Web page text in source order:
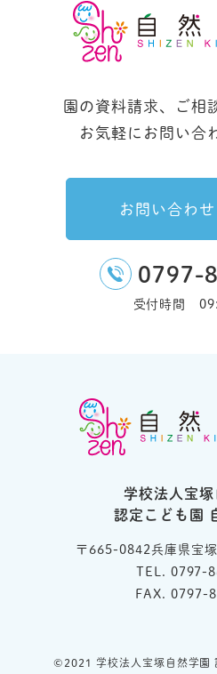
園の資料請求、ご相
お気軽にお問い合
お問い合わ
0797-
受付時間
学校法人宝塚
認定こども園
〒665-0842兵庫県宝
TEL. 0797-
FAX. 0797-
©︎2021 学校法人宝塚自然学園